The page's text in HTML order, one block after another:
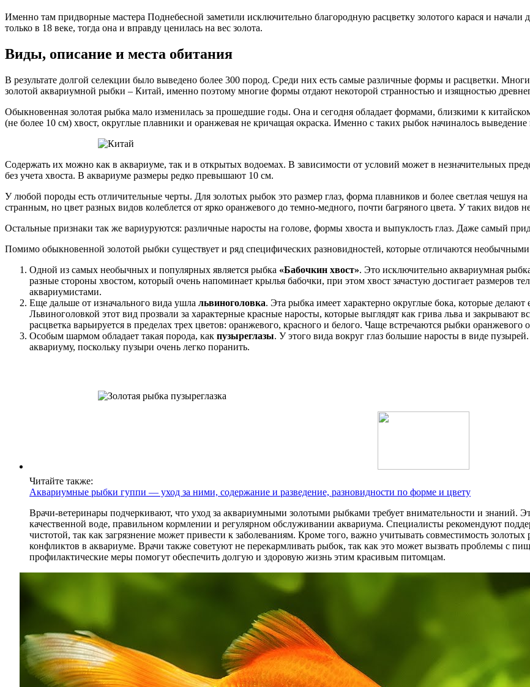
Именно там придворные мастера Поднебесной заметили исключительно благородную расцветку золотого карася и
только в 18 веке, тогда она и вправду ценилась на вес золота.
Виды, описание и места обитания
В результате долгой селекции было выведено более 300 пород. Среди них есть самые различные формы и расцветки.
золотой аквариумной рыбки – Китай, именно поэтому многие формы отдают некоторой странностью и изящностью
Обыкновенная золотая рыбка мало изменилась за прошедшие годы. Она и сегодня обладает формами, близкими к
(не более 10 см) хвост, округлые плавники и оранжевая не кричащая окраска. Именно с таких рыбок начиналось
Содержать их можно как в аквариуме, так и в открытых водоемах. В зависимости от условий может в незначительных
без учета хвоста. В аквариуме размеры редко превышают 10 см.
У любой породы есть отличительные черты. Для золотых рыбок это размер глаз, форма плавников и более светлая чешуя
странным, но цвет разных видов колеблется от ярко оранжевого до темно-медного, почти багряного цвета. У таких видов
Остальные признаки так же вариуруются: различные наросты на голове, формы хвоста и выпуклость глаз. Даже самый
Помимо обыкновенной золотой рыбки существует и ряд специфических разновидностей, которые отличаются
Одной из самых необычных и популярных является рыбка «Бабочкин хвост». Это исключительно аквариумная
разные стороны хвостом, который очень напоминает крылья бабочки, при этом хвост зачастую достигает размеров
аквариумистами.
Еще дальше от изначального вида ушла львиноголовка. Эта рыбка имеет характерно округлые бока, которые
Львиноголовкой этот вид прозвали за характерные красные наросты, которые выглядят как грива льва и закрывают
расцветка варьируется в пределах трех цветов: оранжевого, красного и белого. Чаще встречаются рыбки оранжевого
Особым шармом обладает такая порода, как пузыреглазы. У этого вида вокруг глаз большие наросты в виде
аквариуму, поскольку пузыри очень легко поранить.
Читайте также:
Аквариумные рыбки гуппи — уход за ними, содержание и разведение, разновидности по форме и цвету
Врачи-ветеринары подчеркивают, что уход за аквариумными золотыми рыбками требует внимательности и знаний.
качественной воде, правильном кормлении и регулярном обслуживании аквариума. Специалисты рекомендуют
чистотой, так как загрязнение может привести к заболеваниям. Кроме того, важно учитывать совместимость
конфликтов в аквариуме. Врачи также советуют не перекармливать рыбок, так как это может вызвать проблемы с
профилактические меры помогут обеспечить долгую и здоровую жизнь этим красивым питомцам.